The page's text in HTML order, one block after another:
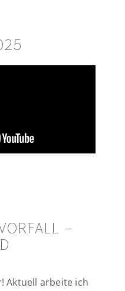
–
Aktuell arbeite ich